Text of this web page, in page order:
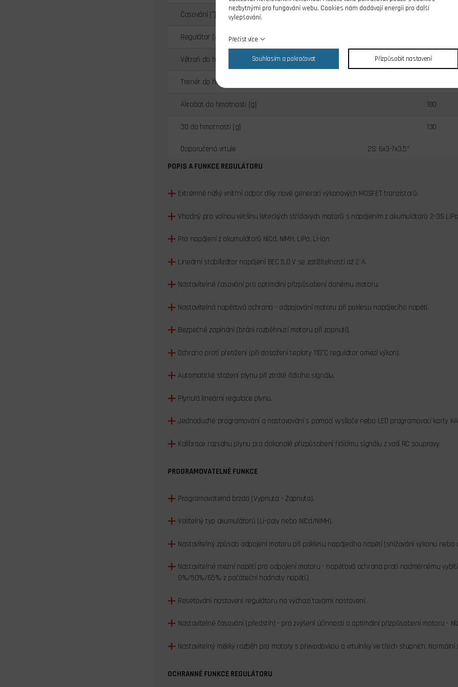
Časování [°]
Regulátor [A]
Větroň do hmotnosti [g] 220
Trenér do hmotnosti [g]
Akrobat do hmotnosti [g] 180
3D do hmotnosti [g] 130
Doporučená vrtule
2S: 6x3-7x3,5”
POPIS A FUNKCE REGULÁTORU
Extrémně nízký vnitřní odpor díky nové generaci výkonových MOSFET tranzistorů.
Vhodný pro valnou většinu leteckých střídavých motorů s napájením z akumulátorů 2-3S
Pro napájení z akumulátorů NiCd, NiMH, LiPo, Li-ion
Lineární stabilizátor napájení BEC 5,0 V se zatížitelností až 2 A.
Nastavitelné časování pro optimální přizpůsobení danému motoru.
Nastavitelná napěťová ochrana - odpojování motoru při poklesu napájecího napětí.
Bezpečné zapínání (brání rozběhnutí motoru při zapnutí).
Ochrana proti přetížení (při dosažení teploty 110°C regulátor omezí výkon).
Automatické stažení plynu při ztrátě řídícího signálu.
Plynulá lineární regulace plynu.
Jednoduché programování a nastavování s pomocí vysílače nebo LED programovací karty
Kalibrace rozsahu plynu pro dokonalé přizpůsobení řídícímu signálu z vaší RC soupravy.
PROGRAMOVATELNÉ FUNKCE
Programovatelná brzda (Vypnuta - Zapnuta).
Volitelný typ akumulátorů (Li-poly nebo NiCd/NiMH).
Nastavitelný způsob odpojení motoru při poklesu napájecího napětí (snižování výkonu nebo
Nastavitelné mezní napětí pro odpojení motoru - napěťová ochrana proti nadměrnému vybití
0%/50%/65% z počáteční hodnoty napětí.)
Resetování nastavení regulátoru na výchozí tovární nastavení.
Nastavitelné časování (předstih) - pro zvýšení účinnosti a optimální přizpůsobení motoru -
Nastavitelný měkký rozběh pro motory s převodovkou a vrtulníky ve třech stupních: Normální
OCHRANNÉ FUNKCE REGULÁTORU
nezbytnými pro fungování webu. Cookies nám dodávají energii pro další
vylepšování.
Přečíst více
Souhlasím a pokračovat Přizpůsobit nastavení